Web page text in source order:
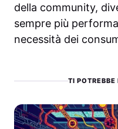
della community,
sempre più
necessità dei
TI POTREBBE